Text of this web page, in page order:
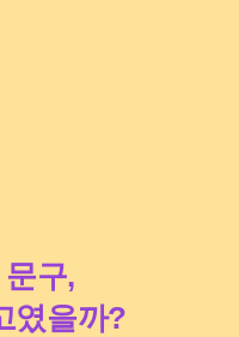
구,
였을까?